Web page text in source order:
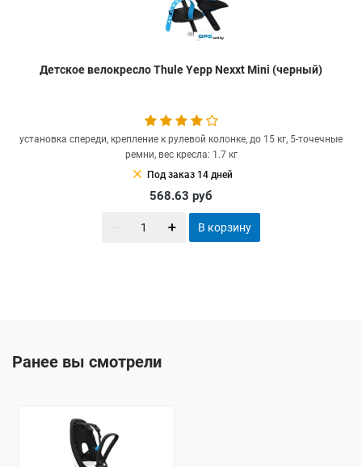
Детское велокресло Thule Yepp Nexxt Mini (черный)
установка спереди, крепление к рулевой колонке, до 15 кг, 5-точечные
ремни, вес кресла: 1.7 кг
clear Под заказ 14 дней
568.63 руб
В корзину
Ранее вы смотрели